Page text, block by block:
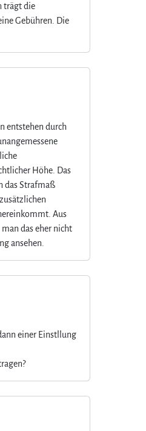
trägt die
Gebühren. Die
entstehen durch
Höhe. Das
das Strafmaß
Aus
das eher nicht
ansehen.
einer Einstllung